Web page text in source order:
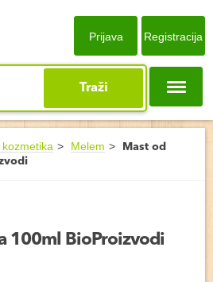
Traži
Prijava Registracija
Melem
Mast od
100ml BioProizvodi